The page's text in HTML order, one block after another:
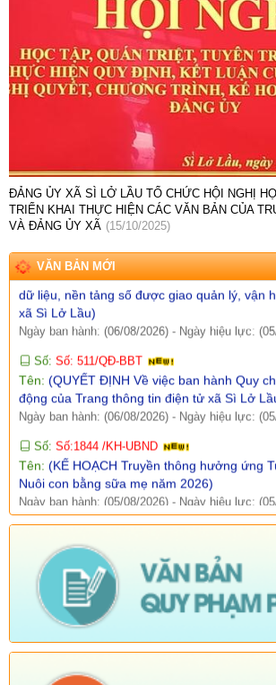
ĐẢNG ỦY XÃ SÌ LỞ LẦU TỔ CHỨC HỘI NGHỊ
TRIỂN KHAI THỰC HIỆN CÁC VĂN BẢN CỦA
VÀ ĐẢNG ỦY XÃ (15/10/2025)
VĂN BẢN MỚI
Số: 1858/UBND-VP
(V/v triển khai thực hiện Nghị định số
ngày 30/7/2026 của Chính phủ)
Ngày ban hành: (07/08/2026) -Ngày hiệu lực:
Số:Số:1860 /UBND-KT
(V/v Rà soát các điểm dân cư có nguy
phương án sơ tán khi cần thiết.)
Ngày ban hành: (07/08/2026)
Số:Số: 1851/UBND-VHXH
Tên:(V/v thông tin kết quả rà soát các hệ
dữ liệu, nền tảng số được giao quản lý, vận
xã Sì Lở Lầu)
Ngày ban hành: (06/08/2026) -Ngày hiệu lực:
Số:Số: 511/QĐ-BBT
Tên:(QUYẾT ĐỊNH Về việc ban hành Quy
động của Trang thông tin điện tử xã Sì Lở
Ngày ban hành: (06/08/2026) - Ngày hiệu lực:
Số: Số:1844 /KH-UBND
Tên: (KẾ HOẠCH Truyền thông hưởng ứng
Nuôi con bằng sữa mẹ năm 2026)
Ngày ban hành: (05/08/2026) - Ngày hiệu lực:
Số: Số:1840 /UBND-KT
Tên: (V/v rà soát đối tượng để thực hiện
quy định tại Điều 16 và khoản 3 Điều 124
Ngày ban hành: (05/08/2026) - Ngày hiệu lực:
(Mời dự Hội nghị Báo cáo viên cấp tỉnh
Ngày ban hành: (05/08/2026)
Số: Số: 1836/UBND-VP
(V/v triển khai thực hiện Nghị định số
Nghị định số 266/2026/NĐ-CP của Chính
chống lãng phí.)
Ngày ban hành: (05/08/2026)